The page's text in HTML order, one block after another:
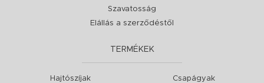
Szavatosság
Elállás a szerződéstől
TERMÉKEK
Hajtószíjak
Csapágyak